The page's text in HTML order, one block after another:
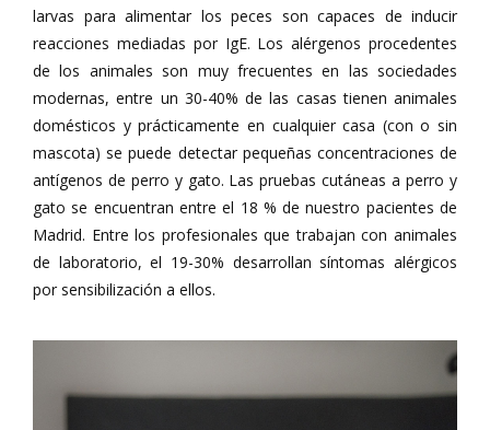
larvas para alimentar los peces son capaces de inducir
reacciones mediadas por IgE. Los alérgenos procedentes
de los animales son muy frecuentes en las sociedades
modernas, entre un 30-40% de las casas tienen animales
domésticos y prácticamente en cualquier casa (con o sin
mascota) se puede detectar pequeñas concentraciones de
antígenos de perro y gato. Las pruebas cutáneas a perro y
gato se encuentran entre el 18 % de nuestro pacientes de
Madrid. Entre los profesionales que trabajan con animales
de laboratorio, el 19-30% desarrollan síntomas alérgicos
por sensibilización a ellos.